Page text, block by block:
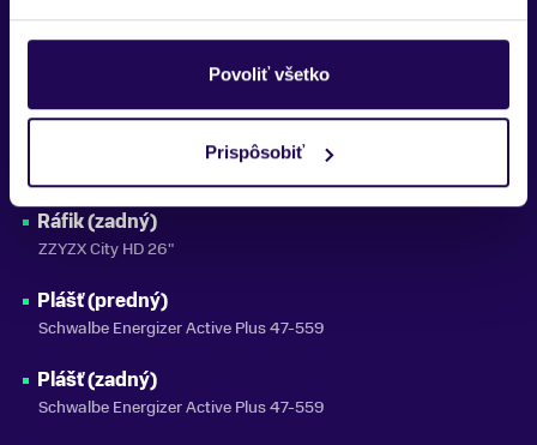
Povoliť všetko
Prispôsobiť
Ráfik (zadný)
ZZYZX City HD 26"
Plášť (predný)
Schwalbe Energizer Active Plus 47-559
Plášť (zadný)
Schwalbe Energizer Active Plus 47-559